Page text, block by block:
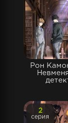
Рон
2
серия